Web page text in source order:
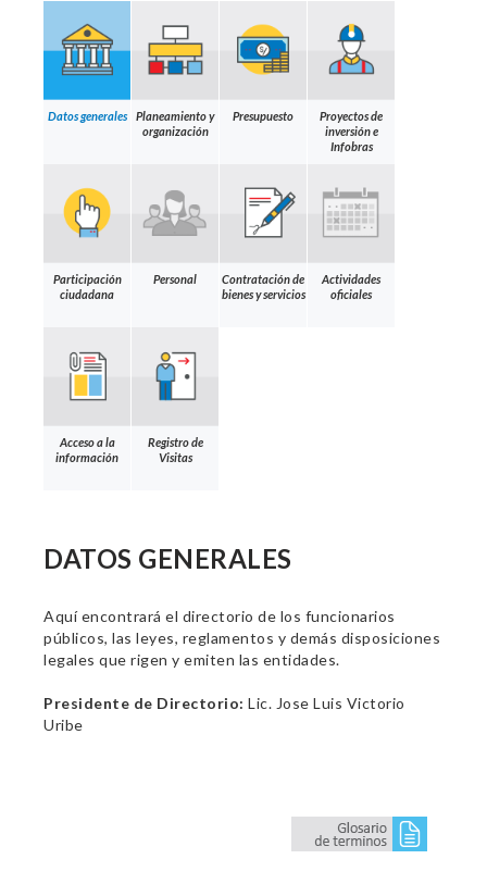
Datos generales
Planeamiento y
organización
Presupuesto
Proyectos de
inversión e
Infobras
Participación
ciudadana
Personal
Contratación de
bienes y servicios
Actividades
oficiales
Acceso a la
información
Registro de
Visitas
DATOS GENERALES
Aquí encontrará el directorio de los funcionarios
públicos, las leyes, reglamentos y demás disposiciones
legales que rigen y emiten las entidades.
Presidente de Directorio: Lic. Jose Luis Victorio
Uribe